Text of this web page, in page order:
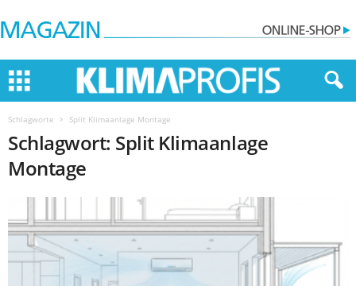
Schlagworte Split Klimaanlage Montage
Schlagwort: Split Klimaanlage
Montage